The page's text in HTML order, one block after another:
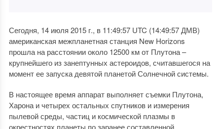
Сегодня, 14 июля 2015 г., в 11:49:57 UTC (14:49:57 ДМВ)
американская межпланетная станция New Horizons
прошла на расстоянии около 12500 км от Плутона –
крупнейшего из занептунных астероидов, считавшегося на
момент ее запуска девятой планетой Солнечной системы.
В настоящее время аппарат выполняет съемки Плутона,
Харона и четырех остальных спутников и измерения
пылевой среды, частиц и космической плазмы в
окрестностях планеты по заранее составленной